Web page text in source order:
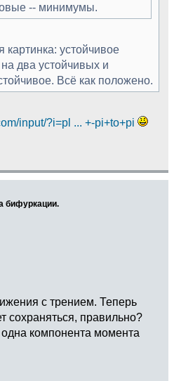
-- минимумы.
картинка: устойчивое
два устойчивых и
Всё как положено.
input/?i=pl ... +-pi+to+pi
бифуркации.
с трением. Теперь
сохраняться, правильно?
компонента момента